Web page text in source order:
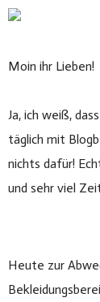
Moin ihr Lieben!
Ja, ich weiß,
täglich mit
nichts dafür!
und sehr viel
Heute zur